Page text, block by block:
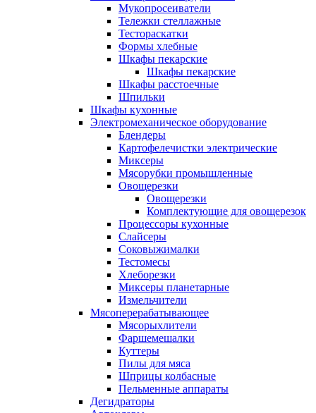
Мукопросеиватели
Тележки стеллажные
Тестораскатки
Формы хлебные
Шкафы пекарские
Шкафы пекарские
Шкафы расстоечные
Шпильки
Шкафы кухонные
Электромеханическое оборудование
Блендеры
Картофелечистки электрические
Миксеры
Мясорубки промышленные
Овощерезки
Овощерезки
Комплектующие для овощерезок
Процессоры кухонные
Слайсеры
Соковыжималки
Тестомесы
Хлеборезки
Миксеры планетарные
Измельчители
Мясоперерабатывающее
Мясорыхлители
Фаршемешалки
Куттеры
Пилы для мяса
Шприцы колбасные
Пельменные аппараты
Дегидраторы